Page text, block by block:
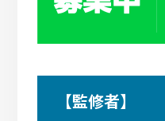
【監修者】